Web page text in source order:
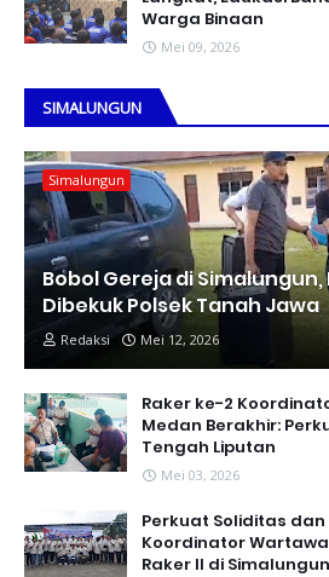
Warga Binaan
Mei 09, 2026
SIMALUNGUN
Simalungun
Bobol Gereja di Simalungun,
Dibekuk Polsek Tanah Jawa
Redaksi Mei 12, 2026
Raker ke-2
Medan Berakhir:
Tengah Liputan
Mei 03, 2026
Perkuat Soliditas
Koordinator
Raker II di Simalungun